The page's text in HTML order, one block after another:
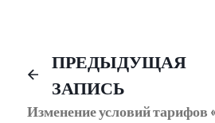
Навигация
по
ПРЕДЫДУЩАЯ
ЗАПИСЬ
Изменение условий тарифов